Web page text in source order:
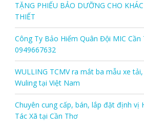
TẶNG PHIẾU BẢO DƯỠNG CHO
THIẾT
Công Ty Bảo Hiểm Quân Đội MIC Cần
0949667632
WULLING TCMV ra mắt ba mẫu xe
Wuling tại Việt Nam
Chuyên cung cấp, bán, lắp đặt định vị
Tác Xã tại Cần Thơ